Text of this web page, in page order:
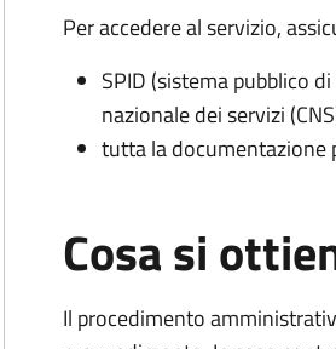
Per accedere al servizio,
SPID (sistema pubblico
nazionale dei servizi
tutta la documentazione
Cosa si
Il procedimento